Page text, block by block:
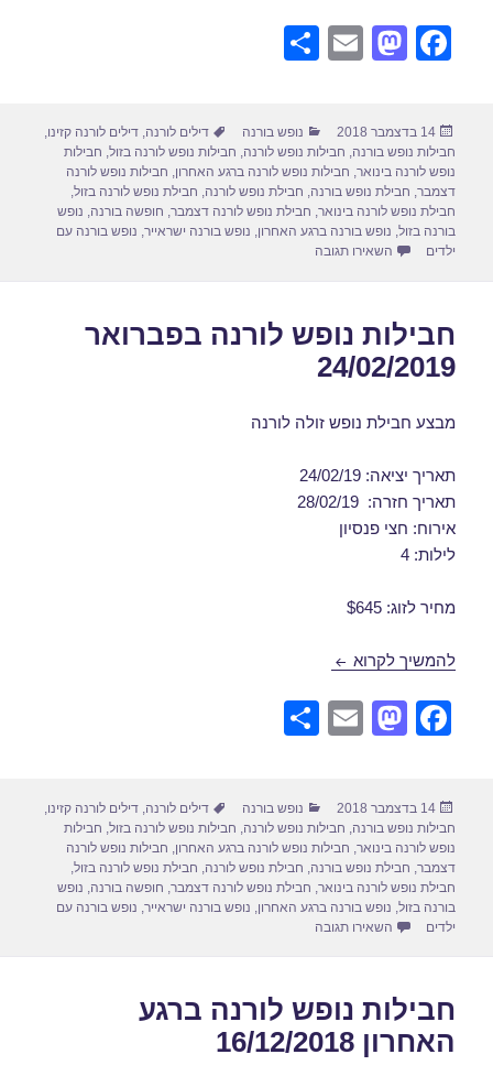
F
e
b
o
o
M
o
d
o
n
E
e
פורסם
בתאריך
14 בדצמבר 2018 קטגוריות
נופש בורנה תגיות
דילים לורנה,דילים לורנה קזינו,
חבילות נופש בורנה, חבילות נופש לורנה, חבילות נופש לורנה בזול, חבילות
נופש לורנה בינואר, חבילות נופש לורנה ברגע האחרון, חבילות נופש לורנה
דצמבר, חבילת נופש בורנה, חבילת נופש לורנה, חבילת נופש לורנה בזול,
חבילת נופש לורנה בינואר, חבילת נופש לורנה דצמבר, חופשה בורנה, נופש
בורנה בזול, נופש בורנה ברגע האחרון, נופש בורנה ישראייר, נופש בורנה עם
ילדים
השאירו תגובה
חבילות נופש לורנה בפברואר
24/02/2019
מבצע חבילת נופש זולה לורנה
תאריך יציאה: 24/02/19
תאריך חזרה: 28/02/19
אירוח: חצי פנסיון
לילות: 4
מחיר לזוג: $645
להמשיך לקרוא חבילות נופש לורנה בפברואר 24/02/2019
F
e
b
o
o
M
o
d
o
n
E
e
פורסם
בתאריך
14 בדצמבר 2018 קטגוריות
נופש בורנה תגיות
דילים לורנה ,דילים לורנה קזינו
חבילות נופש בורנה חבילות נופש לורנה חבילות נופש לורנה בזול חבילות
נופש לורנה בינואר חבילות נופש לורנה ברגע האחרון חבילות נופש לורנה
דצמבר חבילת נופש בורנה חבילת נופש לורנה חבילת נופש לורנה בזול
חבילת נופש לורנה בינואר חבילת נופש לורנה דצמבר חופשה בורנה נופש
בורנה בזול נופש בורנה ברגע האחרון נופש בורנה ישראייר נופש בורנה עם
ילדים
השאירו תגובה
חבילות נופש לורנה ברגע
האחרון 16/12/2018